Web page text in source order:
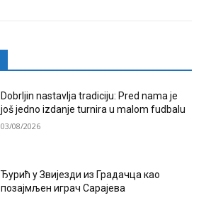
Dobrljin nastavlja tradiciju: Pred nama je
još jedno izdanje turnira u malom fudbalu
03/08/2026
Ђурић у Звијезди из Градачца као
позајмљен играч Сарајева